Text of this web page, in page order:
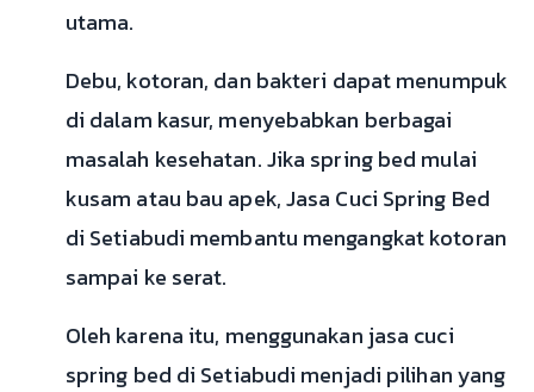
utama.
Debu, kotoran, dan bakteri dapat menumpuk
di dalam kasur, menyebabkan berbagai
masalah kesehatan. Jika spring bed mulai
kusam atau bau apek, Jasa Cuci Spring Bed
di Setiabudi membantu mengangkat kotoran
sampai ke serat.
Oleh karena itu, menggunakan jasa cuci
spring bed di Setiabudi menjadi pilihan yang